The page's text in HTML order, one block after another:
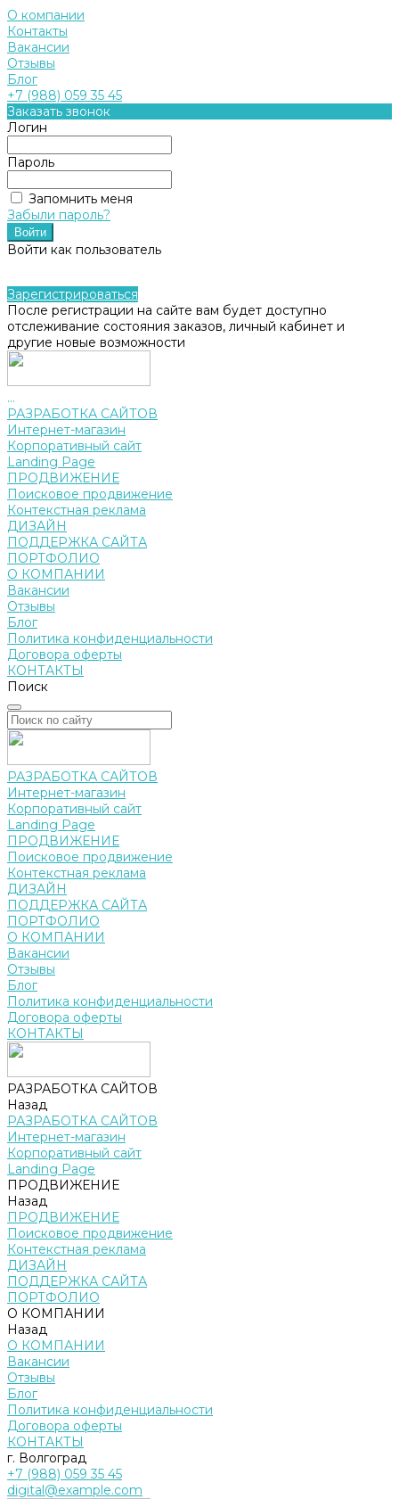
О компании
Контакты
Вакансии
Отзывы
Блог
+7 (988) 059 35 45
Заказать звонок
Логин
Пароль
Запомнить меня
Забыли пароль?
Войти как пользователь
Зарегистрироваться
После регистрации на сайте вам будет доступно
отслеживание состояния заказов, личный кабинет и
другие новые возможности
...
РАЗРАБОТКА САЙТОВ
Интернет-магазин
Корпоративный сайт
Landing Page
ПРОДВИЖЕНИЕ
Поисковое продвижение
Контекстная реклама
ДИЗАЙН
ПОДДЕРЖКА САЙТА
ПОРТФОЛИО
О КОМПАНИИ
Вакансии
Отзывы
Блог
Политика конфиденциальности
Договора оферты
КОНТАКТЫ
Поиск
РАЗРАБОТКА САЙТОВ
Интернет-магазин
Корпоративный сайт
Landing Page
ПРОДВИЖЕНИЕ
Поисковое продвижение
Контекстная реклама
ДИЗАЙН
ПОДДЕРЖКА САЙТА
ПОРТФОЛИО
О КОМПАНИИ
Вакансии
Отзывы
Блог
Политика конфиденциальности
Договора оферты
КОНТАКТЫ
РАЗРАБОТКА САЙТОВ
Назад
РАЗРАБОТКА САЙТОВ
Интернет-магазин
Корпоративный сайт
Landing Page
ПРОДВИЖЕНИЕ
Назад
ПРОДВИЖЕНИЕ
Поисковое продвижение
Контекстная реклама
ДИЗАЙН
ПОДДЕРЖКА САЙТА
ПОРТФОЛИО
О КОМПАНИИ
Назад
О КОМПАНИИ
Вакансии
Отзывы
Блог
Политика конфиденциальности
Договора оферты
КОНТАКТЫ
г. Волгоград
+7 (988) 059 35 45
digital@example.com